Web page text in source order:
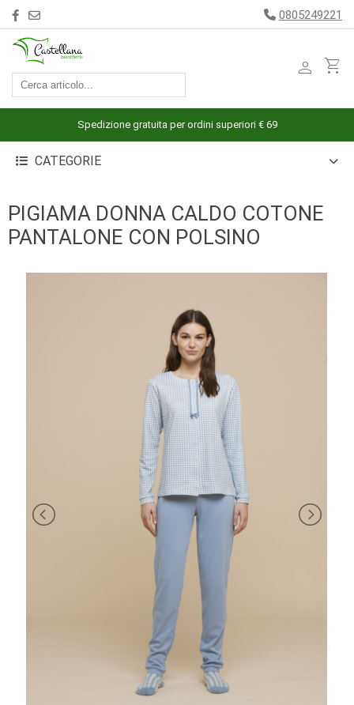
ACCESSORI
ARREDAMENTO
BIANCHERIA
CUCINA
INTIMO
0805249221
person shopping_cart
Spedizione gratuita per ordini superiori € 69
CATEGORIE
PIGIAMA DONNA CALDO COTONE
PANTALONE CON POLSINO